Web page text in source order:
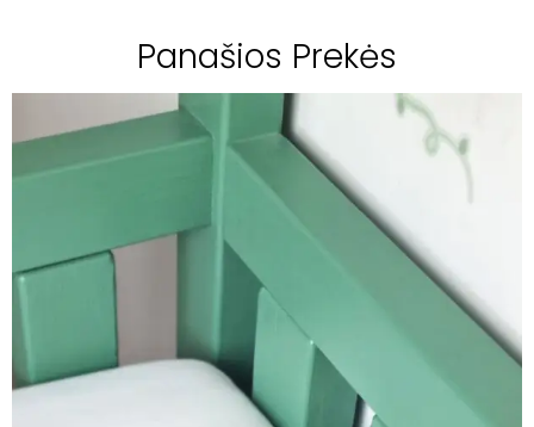
Panašios Prekės